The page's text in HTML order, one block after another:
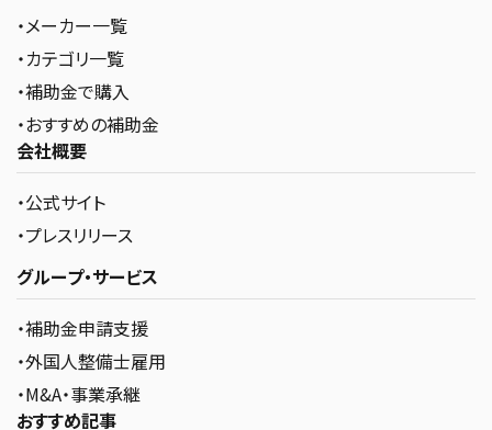
・メーカー一覧
・カテゴリ一覧
・補助金で購入
・おすすめの補助金
会社概要
・公式サイト
・プレスリリース
グループ・サービス
・補助金申請支援
・外国人整備士雇用
・M&A・事業承継
おすすめ記事